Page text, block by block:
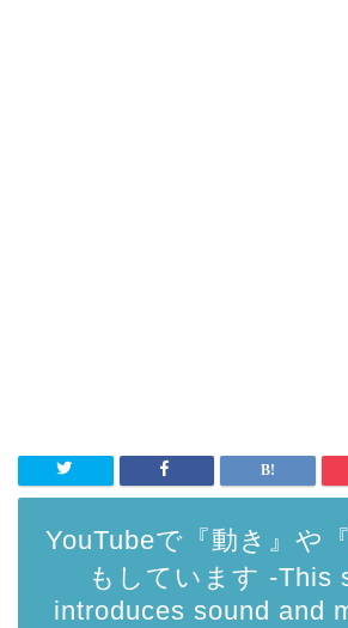
YouTubeで『動き』や
もしています -This
introduces sound and